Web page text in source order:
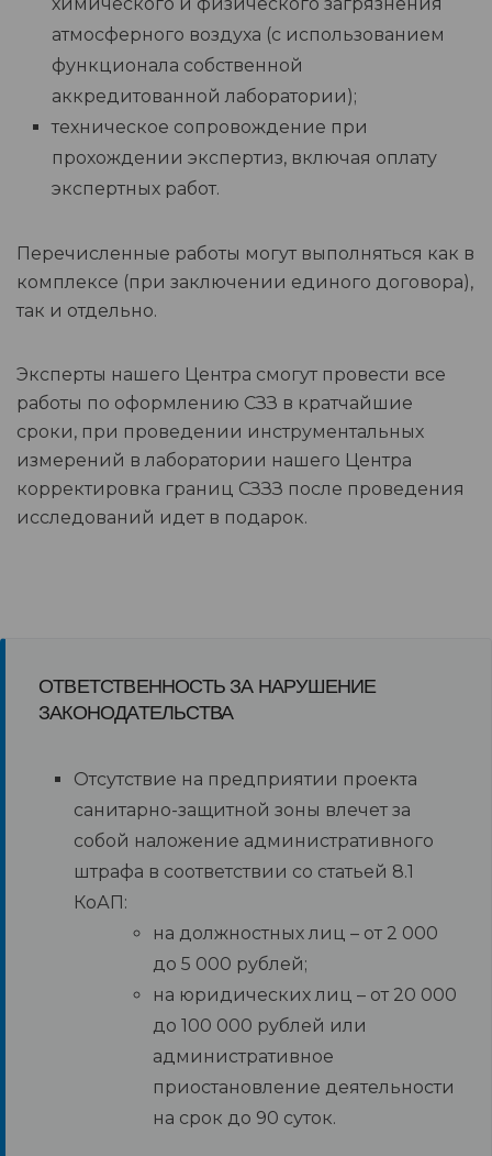
атмосферного воздуха (с использованием
функционала собственной
аккредитованной лаборатории);
техническое сопровождение при
прохождении экспертиз, включая оплату
экспертных работ.
Перечисленные работы могут выполняться как в
комплексе (при заключении единого договора),
так и отдельно.
Эксперты нашего Центра смогут провести все
работы по оформлению СЗЗ в кратчайшие
сроки, при проведении инструментальных
измерений в лаборатории нашего Центра
корректировка границ СЗЗЗ после проведения
исследований идет в подарок.
ОТВЕТСТВЕННОСТЬ ЗА НАРУШЕНИЕ
ЗАКОНОДАТЕЛЬСТВА
Отсутствие на предприятии проекта
санитарно-защитной зоны влечет за
собой наложение административного
штрафа в соответствии со статьей 8.1
КоАП:
на должностных лиц – от 2 000
до 5 000 рублей;
на юридических лиц – от 20 000
до 100 000 рублей или
административное
приостановление деятельности
на срок до 90 суток.